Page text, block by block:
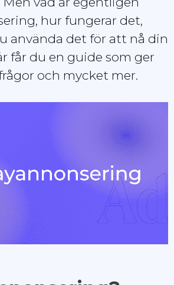
hur fungerar det,
använda det för att nå din
får du en guide som ger
och mycket mer.